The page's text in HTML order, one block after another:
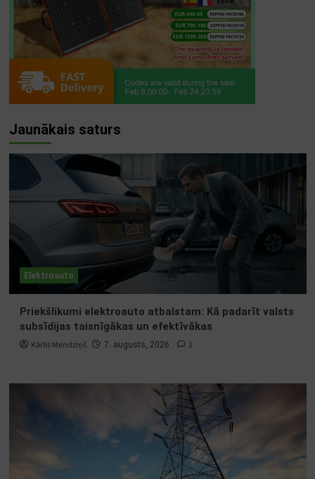
Jaunākais saturs
Elektroauto
Priekšlikumi elektroauto atbalstam: Kā padarīt valsts
subsīdijas taisnīgākas un efektīvākas
Kārlis Mendziņš 7. augusts, 2026. 1